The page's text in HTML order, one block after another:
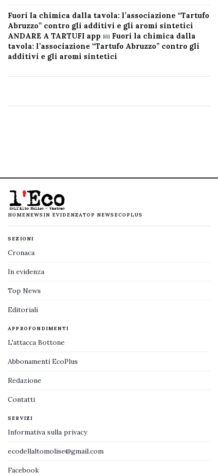
Fuori la chimica dalla tavola: l’associazione “Tartufo
Abruzzo” contro gli additivi e gli aromi sintetici
ANDARE A TARTUFI app su Fuori la chimica dalla
tavola: l’associazione “Tartufo Abruzzo” contro gli
additivi e gli aromi sintetici
HOMENEWS IN EVIDENZATOP NEWS ECOPLUS
SEZIONI
Cronaca
In evidenza
Top News
Editoriali
APPROFONDIMENTI
L'attacca Bottone
Abbonamenti EcoPlus
Redazione
Contatti
SERVIZI
Informativa sulla privacy
ecodellaltomolise@gmail.com
Facebook